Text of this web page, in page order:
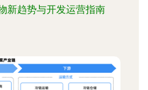
新趋势与开发运营指南